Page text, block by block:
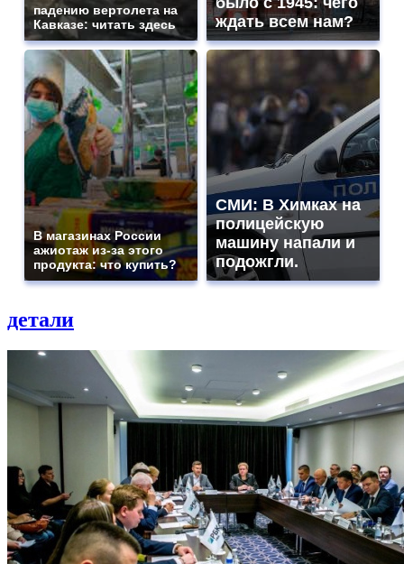
падению вертолета на
Кавказе: читать здесь
ждать всем нам?
В магазинах России
ажиотаж из-за этого
продукта: что купить?
СМИ: В Химках на
полицейскую
машину напали и
подожгли.
детали